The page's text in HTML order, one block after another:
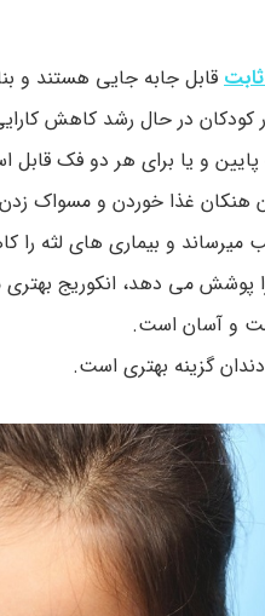
قابل جابه جایی هستند و
کودکان در حال رشد کاهش
و یا برای هر دو فک قابل
هنکان غذا خوردن و مسواک
میرساند و بیماری های لثه
می دهد، انکوریج
و آسان است.
گزینه بهتری است.